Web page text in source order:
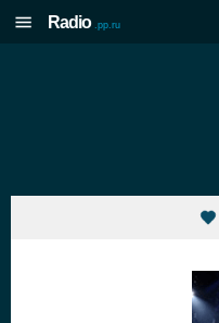
Radio .pp.ru